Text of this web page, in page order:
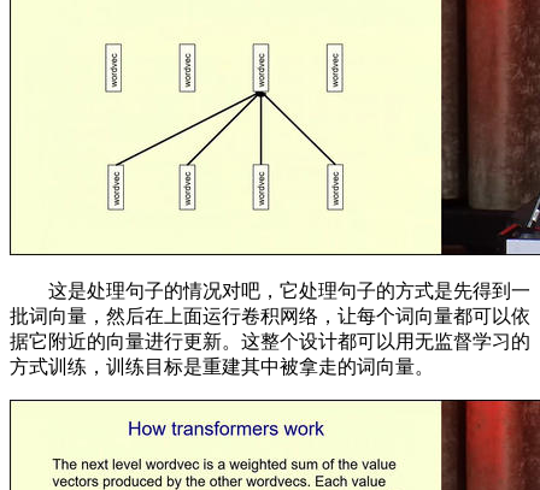
这是处理句子的情况对吧，它处理句子的方式是先得到一
批词向量，然后在上面运行卷积网络，让每个词向量都可以依
据它附近的向量进行更新。这整个设计都可以用无监督学习的
方式训练，训练目标是重建其中被拿走的词向量。